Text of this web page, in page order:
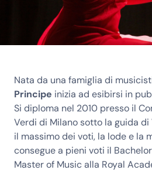
Nata da una famiglia di
Principe inizia ad esibirsi in
Si diploma nel 2010 presso il
Verdi di Milano sotto la guida di
il massimo dei voti, la lode e la
consegue a pieni voti il
Master of Music alla Royal